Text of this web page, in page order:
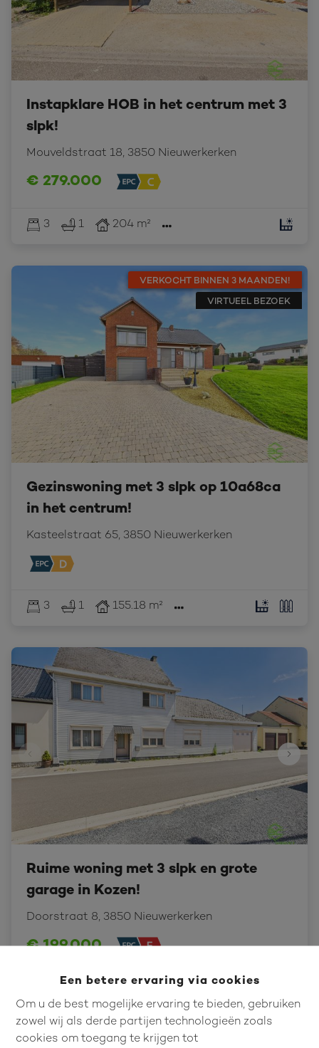
Een betere ervaring via cookies
Om u de best mogelijke ervaring te bieden, gebruiken
zowel wij als derde partijen technologieën zoals
cookies om toegang te krijgen tot
Instapklare HOB in het centrum met 3
slpk!
Mouveldstraat 18, 3850 Nieuwerkerken
€ 279.000
3 1 204 m²
VERKOCHT BINNEN 3 MAANDEN!
VIRTUEEL BEZOEK
Gezinswoning met 3 slpk op 10a68ca
in het centrum!
Kasteelstraat 65, 3850 Nieuwerkerken
3 1 155.18 m²
Ruime woning met 3 slpk en grote
garage in Kozen!
Doorstraat 8, 3850 Nieuwerkerken
€ 199.000
VERKOCHT BINNEN 1 MAAND!